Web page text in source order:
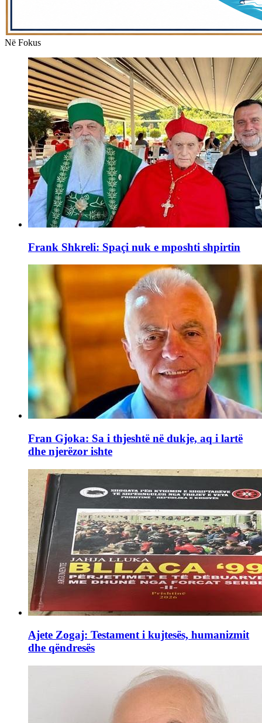
Në Fokus
Frank Shkreli: Spaçi nuk e mposhti shpirtin
Fran Gjoka: Sa i thjeshtë në dukje, aq i lartë
dhe njerëzor ishte
Ajete Zogaj: Testament i kujtesës, humanizmit
dhe qëndresës